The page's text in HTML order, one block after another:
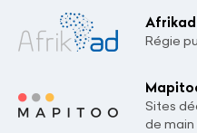
Afrikad
Régie
Sites
de main